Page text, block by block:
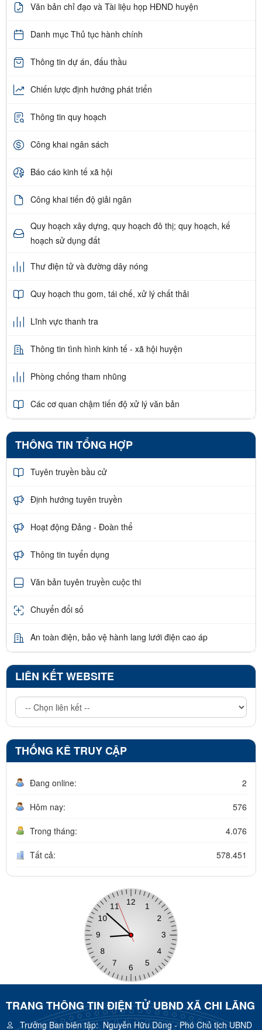
Văn bản chỉ đạo và Tài liệu họp HĐND huyện
Danh mục Thủ tục hành chính
Thông tin dự án, đấu thầu
Chiến lược định hướng phát triển
Thông tin quy hoạch
Công khai ngân sách
Báo cáo kinh tế xã hội
Công khai tiến độ giải ngân
Quy hoạch xây dựng, quy hoạch đô thị; quy hoạch, kế
hoạch sử dụng đất
Thư điện tử và đường dây nóng
Quy hoạch thu gom, tái chế, xử lý chất thải
Lĩnh vực thanh tra
Thông tin tình hình kinh tế - xã hội huyện
Phòng chống tham nhũng
Các cơ quan chậm tiến độ xử lý văn bản
THÔNG TIN TỔNG HỢP
Tuyên truyền bầu cử
Định hướng tuyên truyền
Hoạt động Đảng - Đoàn thể
Thông tin tuyển dụng
Văn bản tuyên truyền cuộc thi
Chuyển đổi số
An toàn điện, bảo vệ hành lang lưới điện cao áp
LIÊN KẾT WEBSITE
THỐNG KÊ TRUY CẬP
Đang online: 2
Hôm nay: 576
Trong tháng: 4.076
Tất cả: 578.451
TRANG THÔNG TIN ĐIỆN TỬ UBND XÃ CHI LĂNG
Trưởng Ban biên tập:Nguyễn Hữu Dũng - Phó Chủ tịch UBND